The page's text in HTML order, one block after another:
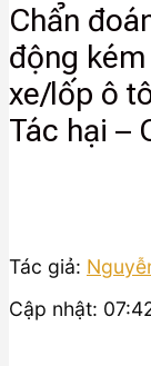
Chẩn
động
xe/lốp ô
Tác hại –
Tác giả:
Cập nhật: